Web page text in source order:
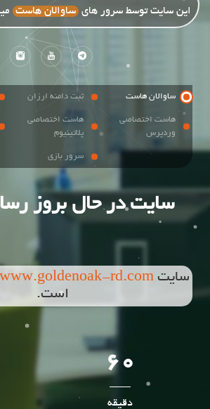
این سایت توسط سرور های ساوالان هاست
ساوالان هاست ثبت دامنه ارزان
هاست اختصاصی
وردپرس
هاست اختصاصی
پلاتینیوم
سرور بازی
سایت در حال بروز
سایتwww.goldenoak-rd.com
است.
60
دقیقه